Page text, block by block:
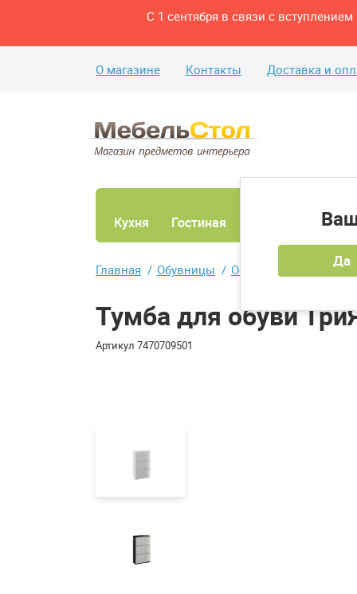
С 1 сентября в связи с
О магазине Контакты Доставка и
Да
Кухня Гостиная
Главная Обувницы Обувницы с тремя
Тумба для обуви
Артикул 7470709501